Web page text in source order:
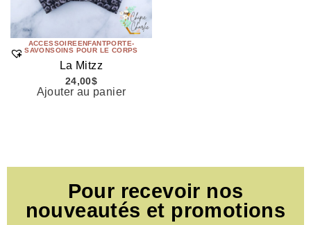
ACCESSOIREENFANTPORTE-
SAVONSOINS POUR LE CORPS
La Mitzz
24,00$
Ajouter au panier
Pour recevoir nos
nouveautés et promotions